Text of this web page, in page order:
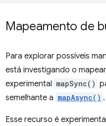
Mapeamento de
Para explorar possíveis
está investigando o
experimental mapSync()
semelhante a mapAsync() .
Esse recurso é